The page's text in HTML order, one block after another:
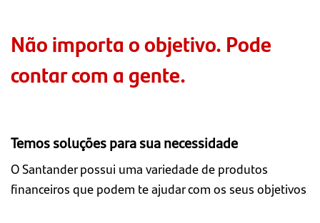
Não importa o objetivo. Pode
contar com a gente.
Temos soluções para sua necessidade
O Santander possui uma variedade de produtos
financeiros que podem te ajudar com os seus objetivos